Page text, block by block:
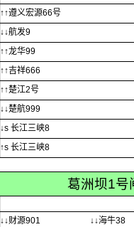
↑↑遵义宏源66号
↓↓航发9
↑↑龙华99
↑↑吉祥666
↑↑楚江2号
↓↓楚航999
↓s 长江三峡8
↑s 长江三峡8
葛洲坝1号
↓↓财源901 ↓↓海牛38